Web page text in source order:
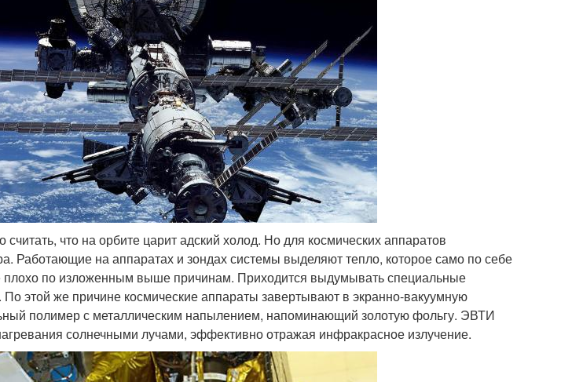
что на орбите царит адский холод. Но для космических аппаратов
Работающие на аппаратах и зондах системы выделяют тепло, которое само по себе
плохо по изложенным выше причинам. Приходится выдумывать специальные
этой же причине космические аппараты завертывают в экранно-вакуумную
полимер с металлическим напылением, напоминающий золотую фольгу. ЭВТИ
солнечными лучами, эффективно отражая инфракрасное излучение.